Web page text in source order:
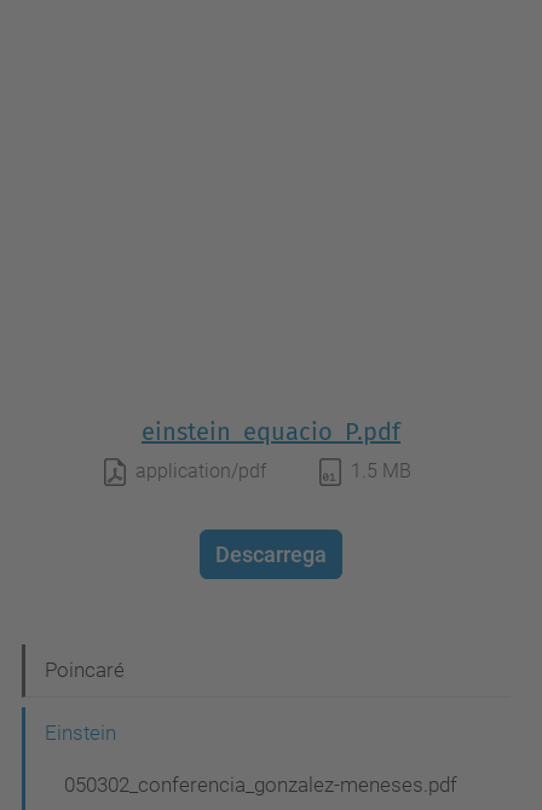
einstein_equacio_P.pdf
application/pdf 1.5 MB
Descarrega
a
Poincaré
Einstein
050302_conferencia_gonzalez-meneses.pdf